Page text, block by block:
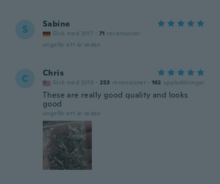
S Sabine
Gick med 2017 · 71 recensioner
ungefär ett år sedan
C Chris
Gick med 2018 · 253 recensioner · 162 uppladdningar
These are really good quality and looks
good
ungefär ett år sedan